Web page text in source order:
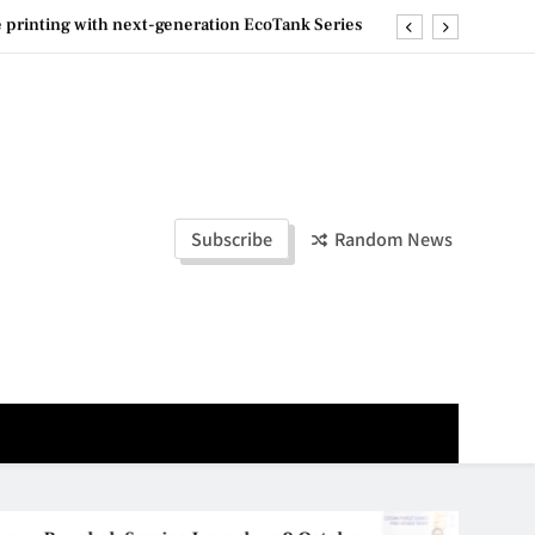
printing with next-generation EcoTank Series
printing with next-generation EcoTank Series
Subscribe Random News